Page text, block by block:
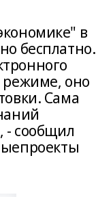
в
бесплатно.
режиме, оно
Сама
- сообщил